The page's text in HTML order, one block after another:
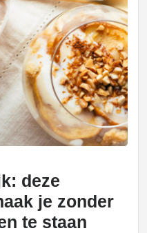
deze
je zonder
te staan